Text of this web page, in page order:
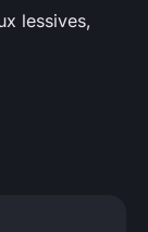
lessives,